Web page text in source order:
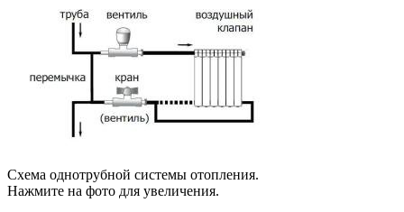
Схема однотрубной системы отопления.
Нажмите на фото для увеличения.